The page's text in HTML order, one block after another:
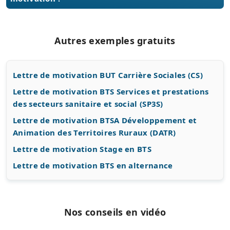
Autres exemples gratuits
Lettre de motivation BUT Carrière Sociales (CS)
Lettre de motivation BTS Services et prestations
des secteurs sanitaire et social (SP3S)
Lettre de motivation BTSA Développement et
Animation des Territoires Ruraux (DATR)
Lettre de motivation Stage en BTS
Lettre de motivation BTS en alternance
Nos conseils en vidéo